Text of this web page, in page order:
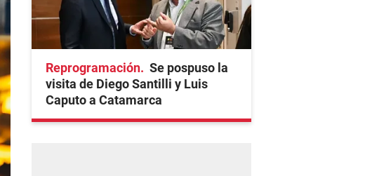
Reprogramación
Se pospuso la
visita de Diego Santilli y Luis
Caputo a Catamarca